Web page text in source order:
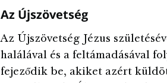
Az Újszövetség
Az Újszövetség Jézus
halálával és a feltámadásával
fejeződik be, akiket azért